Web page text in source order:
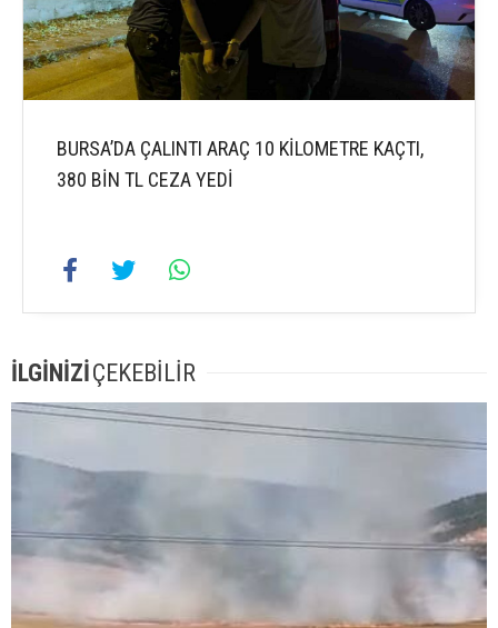
BURSA’DA ÇALINTI ARAÇ 10 KİLOMETRE KAÇTI,
380 BİN TL CEZA YEDİ
İLGİNİZİÇEKEBİLİR